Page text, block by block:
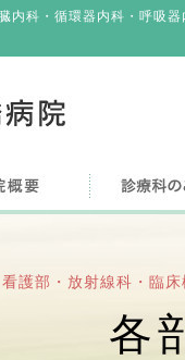
内科・循環器内科・呼吸
看護部・放射線科・臨
各